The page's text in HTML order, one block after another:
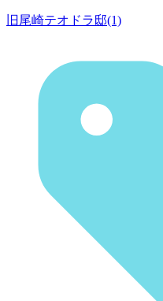
旧尾崎テオドラ邸(1)